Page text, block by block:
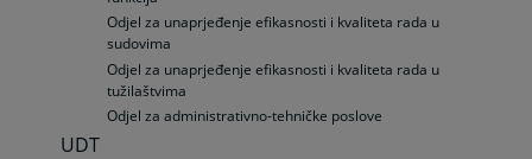
Odjel za unaprjeđenje efikasnosti i kvaliteta rada u
sudovima
Odjel za unaprjeđenje efikasnosti i kvaliteta rada u
tužilaštvima
Odjel za administrativno-tehničke poslove
UDT